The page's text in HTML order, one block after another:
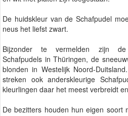
De huidskleur van de Schafpudel
neus het liefst zwart.
Bijzonder te vermelden zijn de
Schafpudels in Thüringen, de
blonden in Westelijk Noord-
streken ook anderskleurige
kleurlingen daar het meest verbreidt
De bezitters houden hun eigen soort